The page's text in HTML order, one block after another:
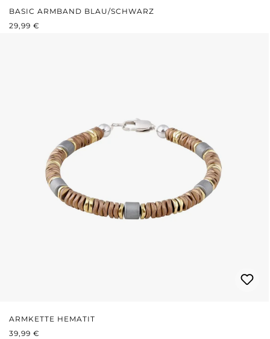
BASIC ARMBAND BLAU/SCHWARZ
REGULÄRER PREIS:
29,99 €
ARMKETTE HEMATIT
REGULÄRER PREIS:
39,99 €